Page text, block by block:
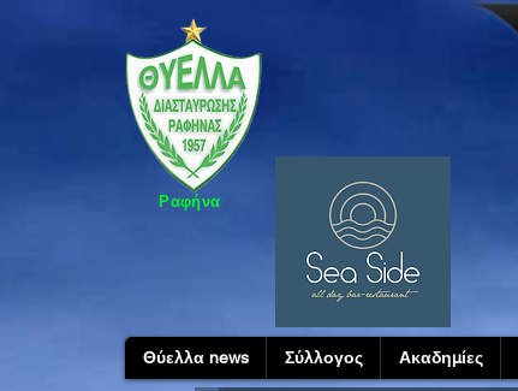
Ραφήνα
Θύελλα news Σύλλογος Ακαδημίες